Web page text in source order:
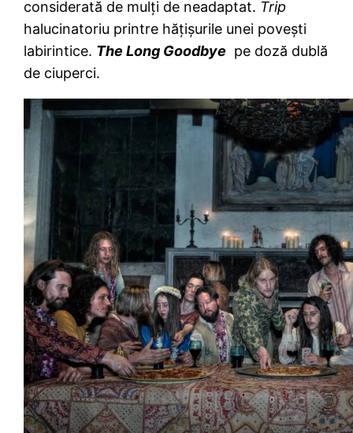
considerată de mulți de neadaptat. Trip
halucinatoriu printre hățișurile unei povești
labirintice. The Long Goodbye pe doză dublă
de ciuperci.